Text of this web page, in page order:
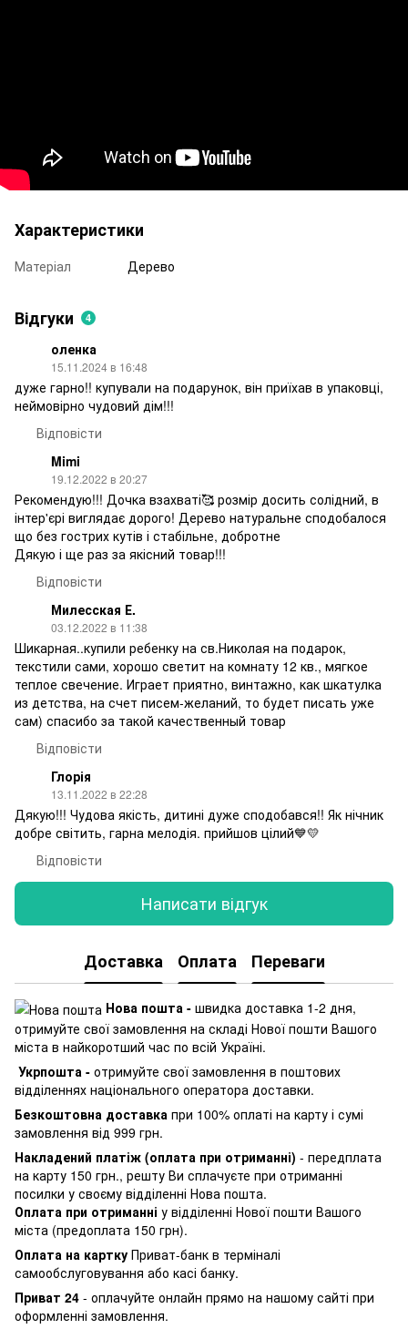
Характеристики
Матеріал Дерево
Відгуки 4
оленка
15.11.2024 в 16:48
дуже гарно!! купували на подарунок, він приїхав в упаковці,
неймовірно чудовий дім!!!
Відповісти
Mimi
19.12.2022 в 20:27
Рекомендую!!! Дочка взахваті🥰 розмір досить солідний, в
інтер'єрі виглядає дорого! Дерево натуральне сподобалося
що без гострих кутів і стабільне, добротне
Дякую і ще раз за якісний товар!!!
Відповісти
Милесская Е.
03.12.2022 в 11:38
Шикарная..купили ребенку на св.Николая на подарок,
текстили сами, хорошо светит на комнату 12 кв., мягкое
теплое свечение. Играет приятно, винтажно, как шкатулка
из детства, на счет писем-желаний, то будет писать уже
сам) спасибо за такой качественный товар
Відповісти
Глорія
13.11.2022 в 22:28
Дякую!!! Чудова якість, дитині дуже сподобався!! Як нічник
добре світить, гарна мелодія. прийшов цілий💙💛
Відповісти
Написати відгук
Доставка Оплата Переваги
Нова пошта - швидка доставка 1-2 дня,
отримуйте свої замовлення на складі Нової пошти Вашого
міста в найкоротший час по всій Україні.
Укрпошта - отримуйте свої замовлення в поштових
відділеннях національного оператора доставки.
Безкоштовна доставка при 100% оплаті на карту і сумі
замовлення від 999 грн.
Накладений платіж (оплата при отриманні) - передплата
на карту 150 грн., решту Ви сплачуєте при отриманні
посилки у своєму відділенні Нова пошта.
Оплата при отриманні у відділенні Нової пошти Вашого
міста (предоплата 150 грн).
Оплата на картку Приват-банк в терміналі
самообслуговування або касі банку.
Приват 24 - оплачуйте онлайн прямо на нашому сайті при
оформленні замовлення.